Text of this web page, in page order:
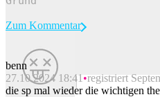
Beitrag melden
Zum Kommentar
benn
27.10.2024 18:41 registriert
die sp mal wieder die wichtigen